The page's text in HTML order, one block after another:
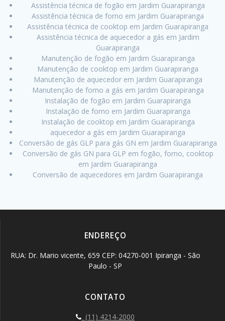
Assistência técnica de fogão em Jardim Guarapiranga
Assistência técnica de forno em Jardim Guarapiranga
Assistência técnica de cooktop em Jardim Guarapiranga
Assistência técnica de aquecedor a gás em Jardim
Guarapiranga
Manutenção de fogão em Jardim Guarapiranga
Manutenção de cooktop em Jardim Guarapiranga
Manutenção de aquecedor em Jardim Guarapiranga
Manutenção de forno a gás em Jardim Guarapiranga
Instalação de fogão em Jardim Guarapiranga
Instalação de forno em Jardim Guarapiranga
Instalação de cooktop em Jardim Guarapiranga
aquecedor a gás em Jardim Guarapiranga
Conversão de gás GLP para gás GN em Jardim Guarapiranga
Conversão de gás GN para GLP em fogão, forno, cooktop
em Jardim Guarapiranga
Conversão de aquecedores em Jardim Guarapiranga
ENDEREÇO
RUA: Dr. Mario vicente, 659 CEP: 04270-001 Ipiranga - São
Paulo - SP
CONTATO
(11) 4214-2000